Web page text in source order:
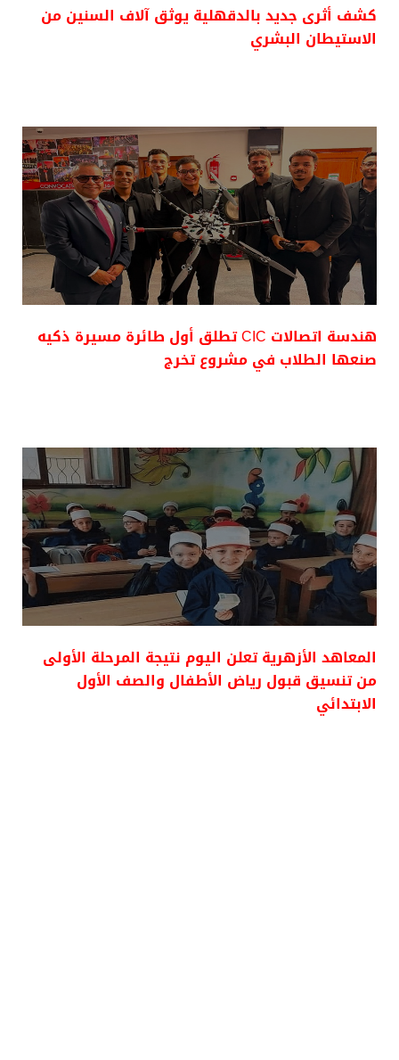
كشف أثرى جديد بالدقهلية يوثق آلاف السنين من
الاستيطان البشري
هندسة اتصالات CIC تطلق أول طائرة مسيرة ذكيه
صنعها الطلاب في مشروع تخرج
المعاهد الأزهرية تعلن اليوم نتيجة المرحلة الأولى
من تنسيق قبول رياض الأطفال والصف الأول
الابتدائي